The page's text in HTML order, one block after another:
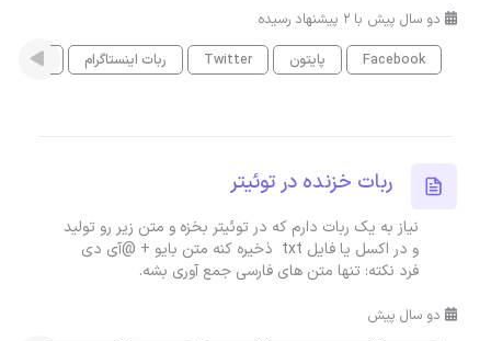
دو سال پیش با 2 پیشنهاد رسیده
Facebook
پایتون Twitter ربات اینستاگرام
ربات خزنده در توئیتر
نیاز به یک ربات دارم که در توئیتر بخزه و متن زیر رو تولید
و در اکسل یا فایل txt ذخیره کنه متن بایو + @آی دی
فرد نکته: تنها متن های فارسی جمع آوری بشه.
دو سال پیش